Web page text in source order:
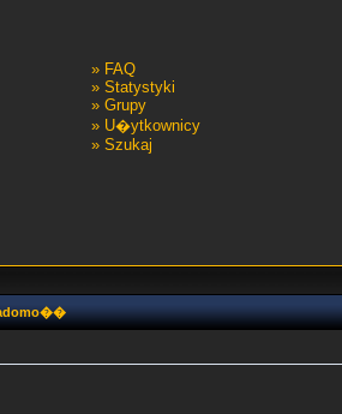
» FAQ
» Statystyki
» Grupy
» U�ytkownicy
» Szukaj